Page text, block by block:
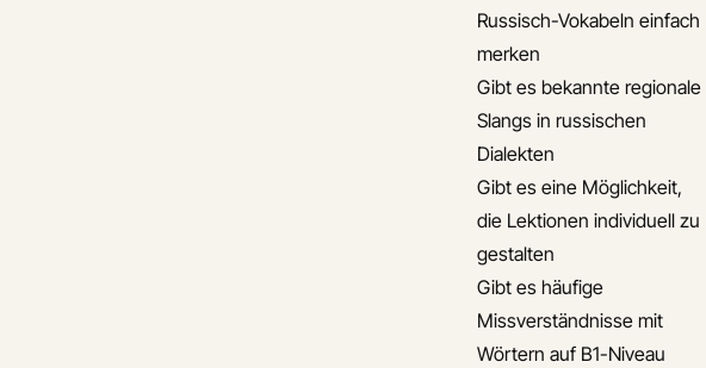
Russisch-Vokabeln einfach
merken
Gibt es bekannte regionale
Slangs in russischen
Dialekten
Gibt es eine Möglichkeit,
die Lektionen individuell zu
gestalten
Gibt es häufige
Missverständnisse mit
Wörtern auf B1-Niveau